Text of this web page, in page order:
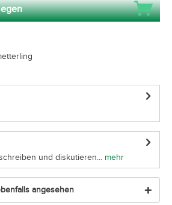
und diskutieren... mehr
angesehen